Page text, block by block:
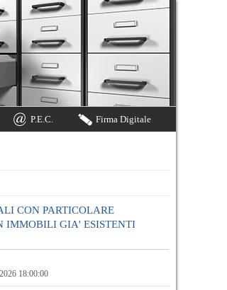
Firma Digitale
P.E.C.
CON PARTICOLARE
IMMOBILI GIA' ESISTENTI
18:00:00